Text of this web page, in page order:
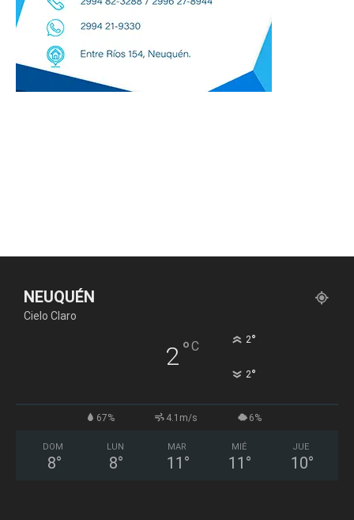
NEUQUÉN
Cielo Claro
2°C 2°
2°
67% 4.1m/s 6%
DOM
8°
LUN
8°
MAR
11 °
MIÉ
11 °
JUE
10°